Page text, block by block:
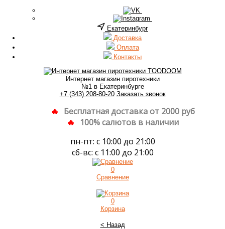
Екатеринбург
Доставка
Оплата
Контакты
Интернет магазин пиротехники
№1 в Екатеринбурге
+7 (343) 208-80-20 Заказать звонок
Бесплатная доставка от 2000 руб
100% салютов в наличии
пн-пт: с 10:00 до 21:00
сб-вс: с 11:00 до 21:00
0
Сравнение
0
Корзина
< Назад